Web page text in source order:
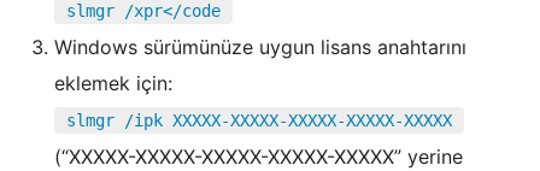
slmgr /xpr</code
Windows sürümünüze uygun lisans anahtarını
eklemek için:
slmgr /ipk XXXXX-XXXXX-XXXXX-XXXXX-XXXXX
(“XXXXX-XXXXX-XXXXX-XXXXX-XXXXX” yerine